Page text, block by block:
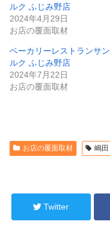
ルク ふじみ野店
2024年4月29日
お店の覆面取材
ベーカリーレストランサ
ルク ふじみ野店
2024年7月22日
お店の覆面取材
お店の覆面取材 嶋田
Twitter